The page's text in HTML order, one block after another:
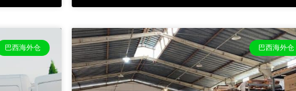
巴西海外仓 巴西海外仓